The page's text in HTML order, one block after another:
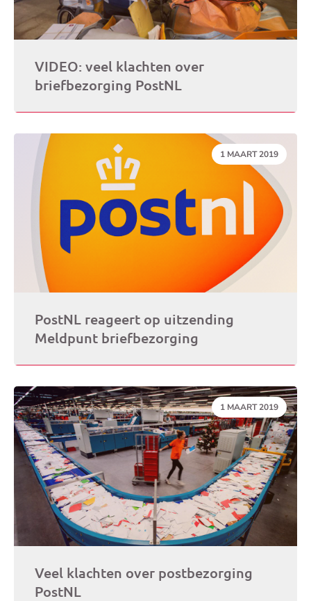
VIDEO: veel klachten over
briefbezorging PostNL
DATUM:
1 MAART 2019
PostNL reageert op uitzending
Meldpunt briefbezorging
DATUM:
1 MAART 2019
Veel klachten over postbezorging
PostNL